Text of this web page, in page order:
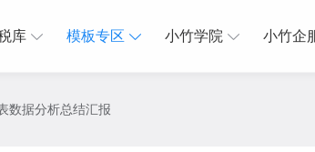
库 模板专区 小竹学院 小竹企
数据分析总结汇报